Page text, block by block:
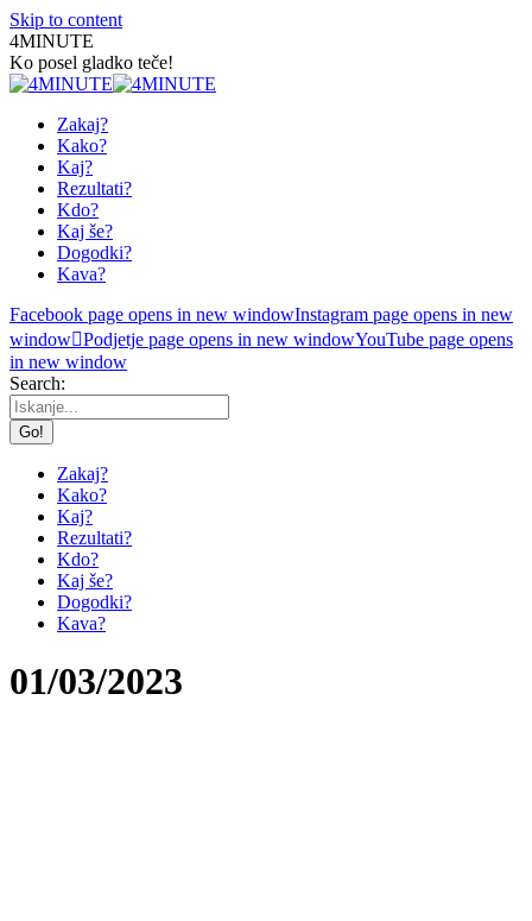
Skip to content
4MINUTE
Ko posel gladko teče!
Zakaj?
Kako?
Kaj?
Rezultati?
Kdo?
Kaj še?
Dogodki?
Kava?
Facebook page opens in new windowInstagram page opens in new
window Podjetje page opens in new windowYouTube page opens
in new window
Search:
Zakaj?
Kako?
Kaj?
Rezultati?
Kdo?
Kaj še?
Dogodki?
Kava?
01/03/2023